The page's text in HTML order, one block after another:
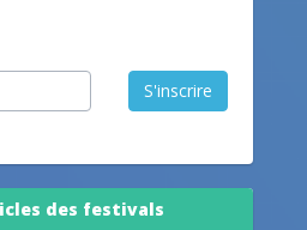
S'inscrire
des festivals